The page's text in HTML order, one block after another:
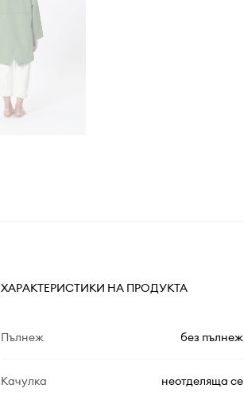
ХАРАКТЕРИСТИКИ НА ПРОДУКТА
Пълнеж без пълнеж
Качулка неотделяща се